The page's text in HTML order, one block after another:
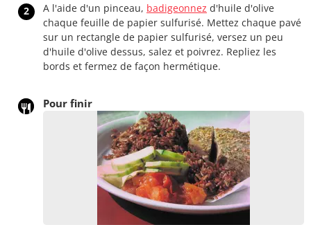
2 A l'aide d'un pinceau, badigeonnez d'huile d'olive
chaque feuille de papier sulfurisé. Mettez chaque pavé
sur un rectangle de papier sulfurisé, versez un peu
d'huile d'olive dessus, salez et poivrez. Repliez les
bords et fermez de façon hermétique.
Pour finir